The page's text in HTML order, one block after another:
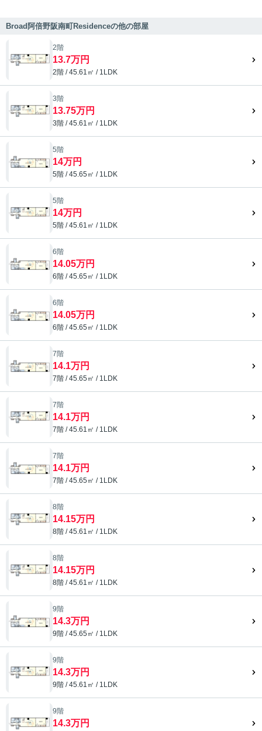
Broad阿倍野阪南町Residenceの他の部屋
2階
13.7万円
2階 / 45.61㎡ / 1LDK
3階
13.75万円
3階 / 45.61㎡ / 1LDK
5階
14万円
5階 / 45.65㎡ / 1LDK
5階
14万円
5階 / 45.61㎡ / 1LDK
6階
14.05万円
6階 / 45.65㎡ / 1LDK
6階
14.05万円
6階 / 45.65㎡ / 1LDK
7階
14.1万円
7階 / 45.65㎡ / 1LDK
7階
14.1万円
7階 / 45.61㎡ / 1LDK
7階
14.1万円
7階 / 45.65㎡ / 1LDK
8階
14.15万円
8階 / 45.61㎡ / 1LDK
8階
14.15万円
8階 / 45.61㎡ / 1LDK
9階
14.3万円
9階 / 45.65㎡ / 1LDK
9階
14.3万円
9階 / 45.61㎡ / 1LDK
9階
14.3万円